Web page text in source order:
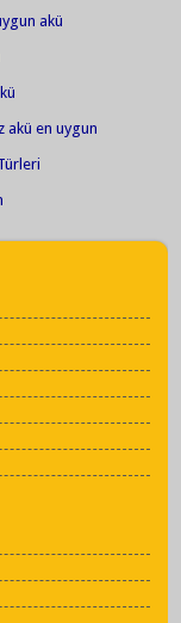
akü
akü en uygun
ucuz jel akü
akü